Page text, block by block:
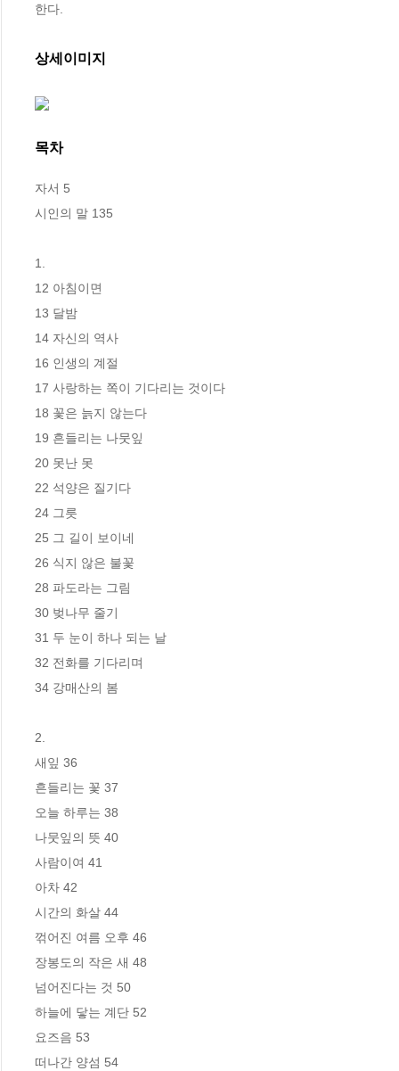
한다.
상세이미지
목차
자서 5
시인의 말 135
1.
12 아침이면
13 달밤
14 자신의 역사
16 인생의 계절
17 사랑하는 쪽이 기다리는 것이다
18 꽃은 늙지 않는다
19 흔들리는 나뭇잎
20 못난 못
22 석양은 질기다
24 그릇
25 그 길이 보이네
26 식지 않은 불꽃
28 파도라는 그림
30 벚나무 줄기
31 두 눈이 하나 되는 날
32 전화를 기다리며
34 강매산의 봄
2.
새잎 36
흔들리는 꽃 37
오늘 하루는 38
나뭇잎의 뜻 40
사람이여 41
아차 42
시간의 화살 44
꺾어진 여름 오후 46
장봉도의 작은 새 48
넘어진다는 것 50
하늘에 닿는 계단 52
요즈음 53
떠나간 양섬 54